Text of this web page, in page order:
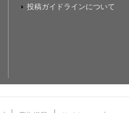
投稿ガイドラインについて